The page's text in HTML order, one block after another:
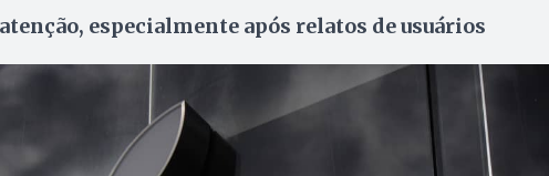
especialmente após relatos de usuários